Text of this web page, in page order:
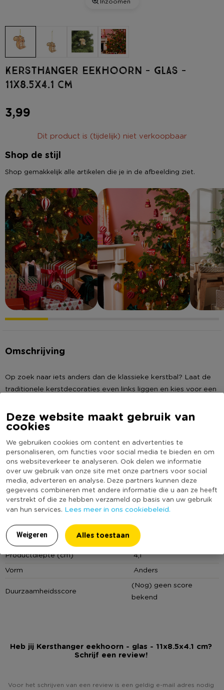
Deze website maakt gebruik van
cookies
We gebruiken cookies om content en advertenties te
personaliseren, om functies voor social media te bieden en om
ons websiteverkeer te analyseren. Ook delen we informatie
over uw gebruik van onze site met onze partners voor social
media, adverteren en analyse. Deze partners kunnen deze
gegevens combineren met andere informatie die u aan ze heeft
verstrekt of die ze hebben verzameld op basis van uw gebruik
van hun services. Lees meer in ons cookiebeleid.
Weigeren Alles toestaan
Kersthanger eekhoorn - glas -
11x8.5x4.1 cm
3,99
Dit product is (tijdelijk) niet verkoopbaar
Shop de stijl
Shop gemakkelijk alle artikelen die je in de afbeelding ziet.
Omschrijving
Op zoek naar iets anders dan de klassieke kerstbal? Laat de
traditionele kerstdecoraties even links liggen en kies voor een
is precies wat je nodig hebt om je kerstboom wat speelser te
maken! Deze grappige kersthanger is nét even anders en
een speelse touch wilt geven of op zoek bent naar een
grappig cadeau voor vrienden of familie, deze kersthanger is
de perfecte keuze. De kersthanger in de vorm van een
eekhoorn is gemaakt van glas, bruin van kleur en heeft een
hoogte van 11 cm, een breedte van 8.5 cm en een diepte van
4.1 cm. Mix & match met andere grappige opvallende
feestelijke slingers. More = more!
Lees meer
Specificaties
Artikelnummer
461732
Online Only
Nee
Materiaal
Glas
Productbreedte (cm)
8,5
Producthoogte (cm)
11
Kleur
Bruin
Productdiepte (cm)
4,1
Vorm
Anders
Duurzaamheidsscore
(Nog) geen score
bekend
Heb jij Kersthanger eekhoorn - glas - 11x8.5x4.1 cm?
Schrijf een review!
Voor het schrijven van een review is een geldig e-mail adres nodig